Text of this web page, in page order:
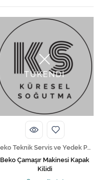
TÜKENDİ
Beko Teknik Servis ve Yedek Parça Hizmetleri
Beko Çamaşır Makinesi Kapak
Kilidi